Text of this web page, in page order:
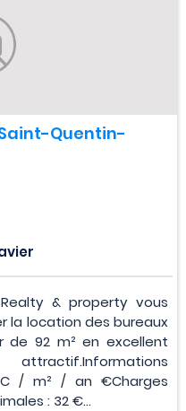
Quentin-
& property vous
la location des bureaux
de 92 m² en excellent
/ m² / an €Charges
: 32 €...